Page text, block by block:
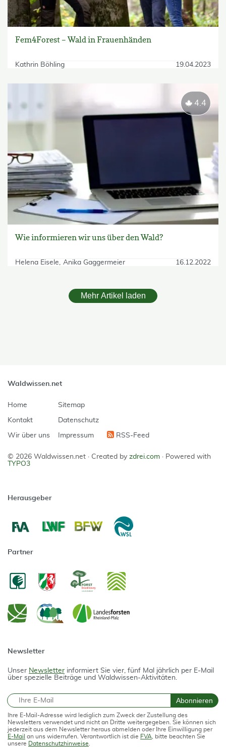
Fem4Forest – Wald in Frauenhänden
Kathrin Böhling 19.04.2023
Wie informieren wir uns über den Wald?
Helena Eisele Anika Gaggermeier 16.12.2022
4.4
Mehr Artikel laden
Waldwissen.net
Home
Kontakt
Wir über uns
Sitemap
Datenschutz
Impressum RSS-Feed
© 2026 Waldwissen.net · Created by zdrei.com · Powered with
TYPO3
Herausgeber
Partner
Newsletter
Unser Newsletter informiert Sie vier, fünf Mal jährlich per E-Mail
über spezielle Beiträge und Waldwissen-Aktivitäten.
E-Mail Abonnieren
Ihre E-Mail-Adresse wird lediglich zum Zweck der Zustellung des
Newsletters verwendet und nicht an Dritte weitergegeben. Sie können sich
jederzeit aus dem Newsletter heraus abmelden oder Ihre Einwilligung per
E-Mail an uns widerrufen. Verantwortlich ist die FVA , bitte beachten Sie
unsere Datenschutzhinweise